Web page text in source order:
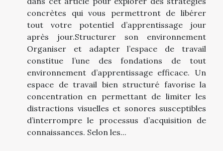
concrètes qui vous permettront de libérer
tout votre potentiel d’apprentissage jour
après jour.Structurer son environnement
Organiser et adapter l’espace de travail
constitue l’une des fondations de tout
environnement d’apprentissage efficace. Un
espace de travail bien structuré favorise la
concentration en permettant de limiter les
distractions visuelles et sonores susceptibles
d’interrompre le processus d’acquisition de
connaissances. Selon les...